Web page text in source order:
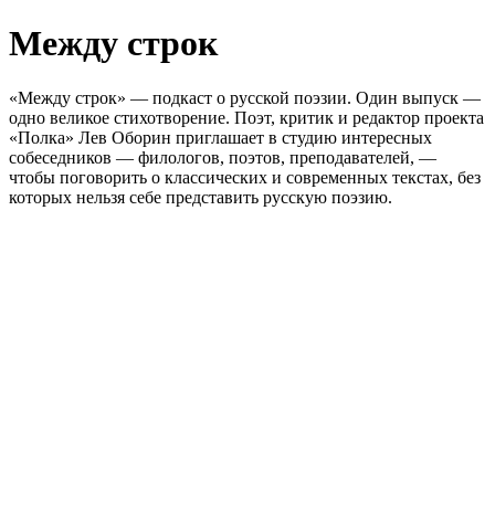
Между строк
«Между строк» — подкаст о русской поэзии. Один выпуск —
одно великое стихотворение. Поэт, критик и редактор проекта
«Полка» Лев Оборин приглашает в студию интересных
собеседников — филологов, поэтов, преподавателей, —
чтобы поговорить о классических и современных текстах, без
которых нельзя себе представить русскую поэзию.